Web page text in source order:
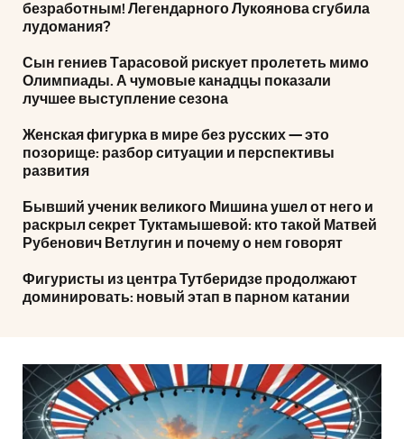
безработным! Легендарного Лукоянова сгубила
лудомания?
Сын гениев Тарасовой рискует пролететь мимо
Олимпиады. А чумовые канадцы показали
лучшее выступление сезона
Женская фигурка в мире без русских — это
позорище: разбор ситуации и перспективы
развития
Бывший ученик великого Мишина ушел от него и
раскрыл секрет Туктамышевой: кто такой Матвей
Рубенович Ветлугин и почему о нем говорят
Фигуристы из центра Тутберидзе продолжают
доминировать: новый этап в парном катании